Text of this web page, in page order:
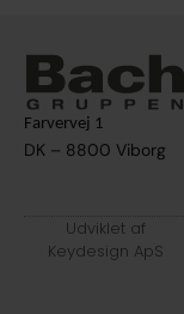
Farvervej 1
DK – 8800 Viborg
Udviklet af
Keydesign ApS